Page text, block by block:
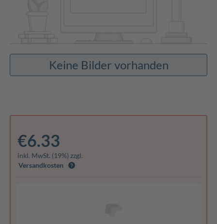
Keine Bilder vorhanden
€6.33
inkl. MwSt. (19%) zzgl.
Versandkosten